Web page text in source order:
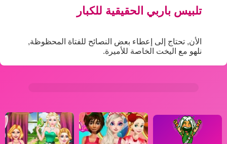
تلبيس باربي الحقيقية للكبار
الأن, تحتاج إلى إعطاء بعض النصائح للفتاة المحظوظة,
نلهو مع اليخت الخاصة للأميرة.